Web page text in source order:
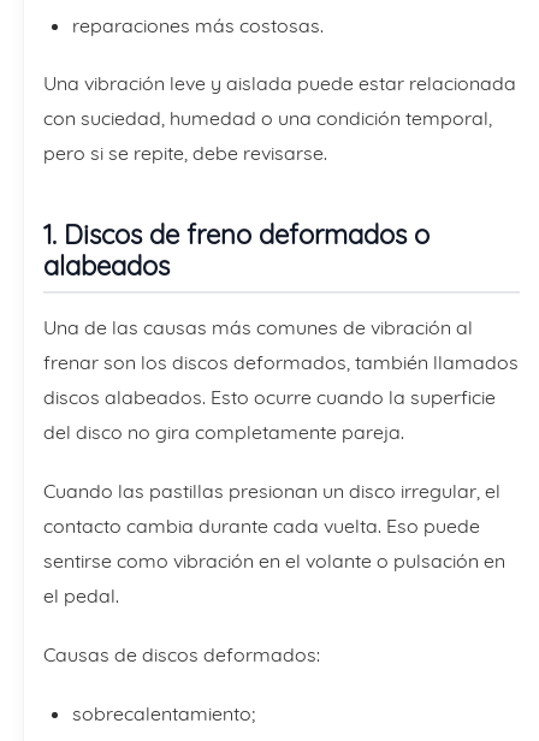
reparaciones más costosas.
Una vibración leve y aislada puede estar relacionada
con suciedad, humedad o una condición temporal,
pero si se repite, debe revisarse.
1. Discos de freno deformados o
alabeados
Una de las causas más comunes de vibración al
frenar son los discos deformados, también llamados
discos alabeados. Esto ocurre cuando la superficie
del disco no gira completamente pareja.
Cuando las pastillas presionan un disco irregular, el
contacto cambia durante cada vuelta. Eso puede
sentirse como vibración en el volante o pulsación en
el pedal.
Causas de discos deformados:
sobrecalentamiento;